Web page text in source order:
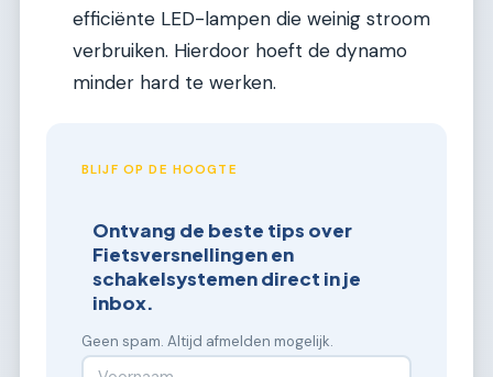
efficiënte LED-lampen die weinig stroom
verbruiken. Hierdoor hoeft de dynamo
minder hard te werken.
BLIJF OP DE HOOGTE
Ontvang de beste tips over
Fietsversnellingen en
schakelsystemen direct in je
inbox.
Geen spam. Altijd afmelden mogelijk.